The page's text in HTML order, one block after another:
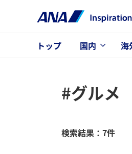
トップ 国内 海
#グルメ
検索結果：7件